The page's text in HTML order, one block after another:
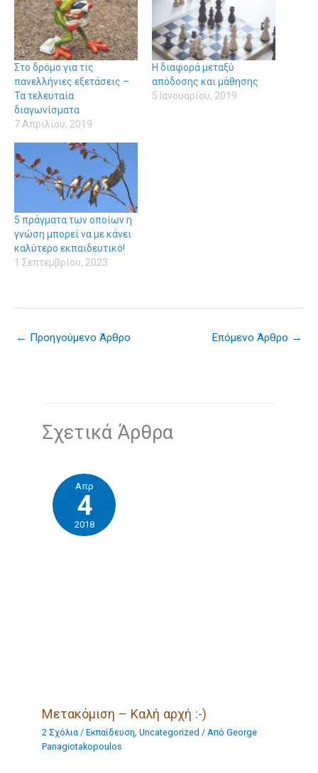
Στο δρόμο για τις
πανελλήνιες εξετάσεις –
Τα τελευταία
διαγωνίσματα
7 Απριλίου, 2019
Η διαφορά μεταξύ
απόδοσης και μάθησης
5 Ιανουαρίου, 2019
5 πράγματα των οποίων η
γνώση μπορεί να με κάνει
καλύτερο εκπαιδευτικό!
1 Σεπτεμβρίου, 2023
← Προηγούμενο Άρθρο Επόμενο Άρθρο →
Σχετικά Άρθρα
Απρ
4
2018
Μετακόμιση – Καλή αρχή :-)
2 Σχόλια / Eκπαίδευση Uncategorized / Από George
Panagiotakopoulos